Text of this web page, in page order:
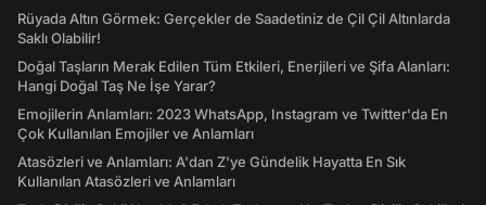
Rüyada Altın Görmek: Gerçekler de Saadetiniz de Çil Çil Altınlarda
Saklı Olabilir!
Doğal Taşların Merak Edilen Tüm Etkileri, Enerjileri ve Şifa Alanları:
Hangi Doğal Taş Ne İşe Yarar?
Emojilerin Anlamları: 2023 WhatsApp, Instagram ve Twitter'da En
Çok Kullanılan Emojiler ve Anlamları
Atasözleri ve Anlamları: A'dan Z'ye Gündelik Hayatta En Sık
Kullanılan Atasözleri ve Anlamları